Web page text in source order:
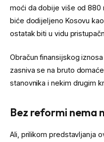
moći da dobije više od 880
biće dodijeljeno Kosovu
ostatak biti u vidu
Obračun finansijskog
zasniva se na bruto
stanovnika i nekim drugim
Bez reformi nema
Ali, prilikom predstavljanja